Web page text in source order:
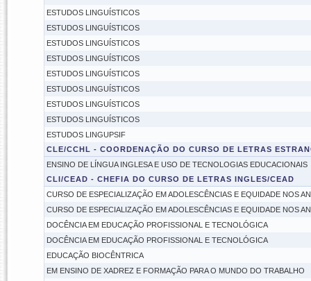
ESTUDOS LINGUÍSTICOS
ESTUDOS LINGUÍSTICOS
ESTUDOS LINGUÍSTICOS
ESTUDOS LINGUÍSTICOS
ESTUDOS LINGUÍSTICOS
ESTUDOS LINGUÍSTICOS
ESTUDOS LINGUÍSTICOS
ESTUDOS LINGUÍSTICOS
ESTUDOS LINGUPSIF
CLE/CCHL - COORDENAÇÃO DO CURSO DE LETRAS
ENSINO DE LÍNGUA INGLESA E USO DE TECNOLOGIAS EDUCACIONAIS
CLI/CEAD - CHEFIA DO CURSO DE LETRAS INGLES/CEAD
CURSO DE ESPECIALIZAÇÃO EM ADOLESCÊNCIAS E EQUIDADE NOS
CURSO DE ESPECIALIZAÇÃO EM ADOLESCÊNCIAS E EQUIDADE NOS
DOCÊNCIA EM EDUCAÇÃO PROFISSIONAL E TECNOLÓGICA
DOCÊNCIA EM EDUCAÇÃO PROFISSIONAL E TECNOLÓGICA
EDUCAÇÃO BIOCÊNTRICA
EM ENSINO DE XADREZ E FORMAÇÃO PARA O MUNDO DO TRABALHO